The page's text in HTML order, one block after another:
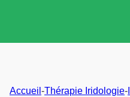
Accueil -Thérapie Iridologie-